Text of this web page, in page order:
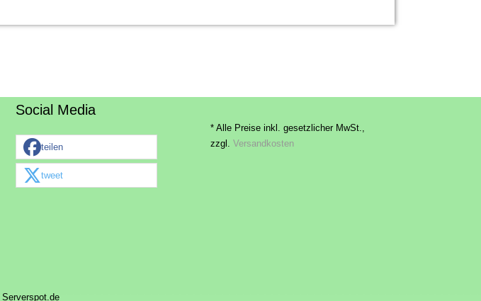
Social Media
teilen
tweet
* Alle Preise inkl. gesetzlicher MwSt.,
zzgl. Versandkosten
Serverspot.de